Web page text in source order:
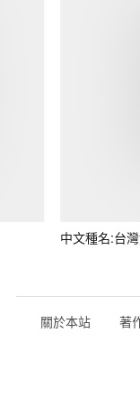
中文種名:台
關於本站 著